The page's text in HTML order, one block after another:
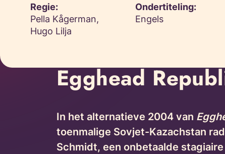
Regie:
Pella Kågerman,
Hugo Lilja
Ondertiteling:
Engels
Egghead
In het alternatieve 2004 van
toenmalige Sovjet-Kazachstan
Schmidt, een onbetaalde